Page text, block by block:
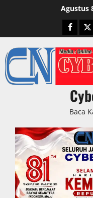
Agustus
Baca